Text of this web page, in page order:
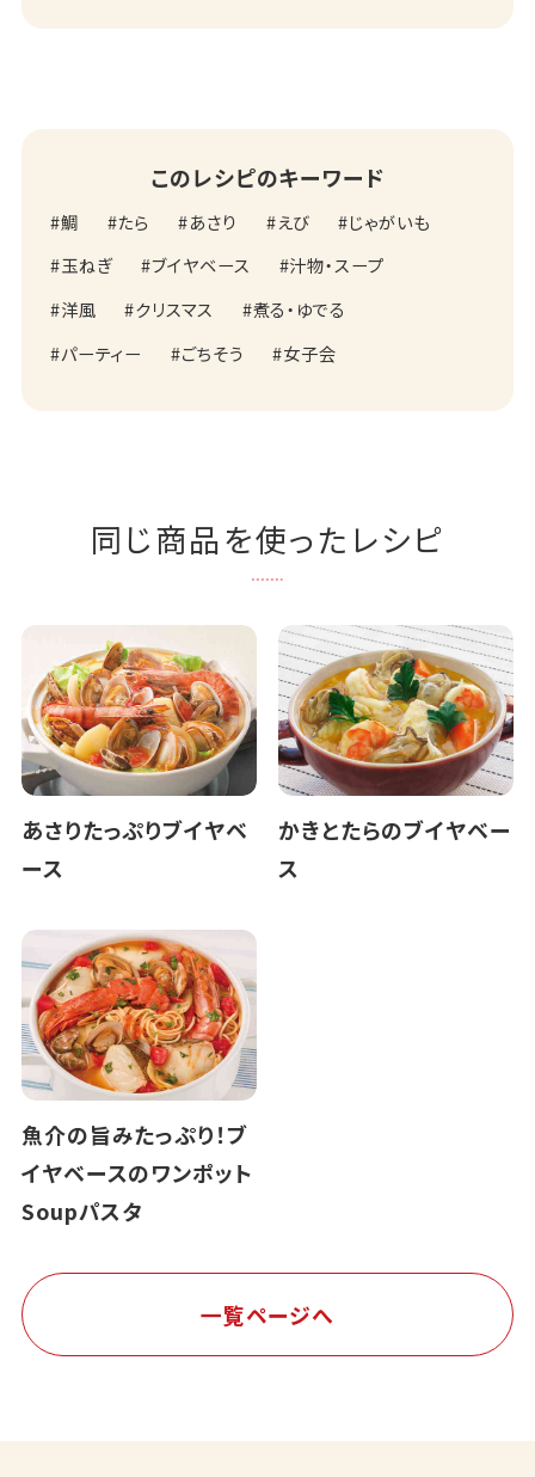
このレシピのキーワード
鯛 たら あさり えび
じゃがいも
玉ねぎ
ブイヤベース
汁物・スープ
洋風
クリスマス
煮る・ゆでる
パーティー
ごちそう 女子会
同じ商品を使ったレシピ
あさりたっぷりブイヤベ
ース
かきとたらのブイヤベー
ス
魚介の旨みたっぷり！ブ
イヤベースのワンポット
Soupパスタ
一覧ページへ